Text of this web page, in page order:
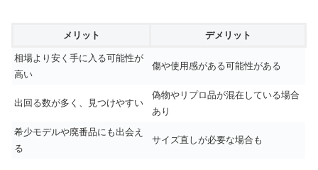
メリット デメリット
相場より安く手に入る可能性が
高い
傷や使用感がある可能性がある
出回る数が多く、見つけやすい
偽物やリプロ品が混在している場合
あり
希少モデルや廃番品にも出会え
る
サイズ直しが必要な場合も